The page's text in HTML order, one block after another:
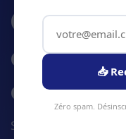
Service
📥
Zéro spam.